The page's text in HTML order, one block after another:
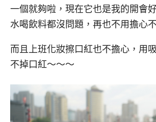
一個就夠啦，現在它也是我的開會
水喝飲料都沒問題，再也不用擔心
而且上班化妝擦口紅也不擔心，用
不掉口紅～～～